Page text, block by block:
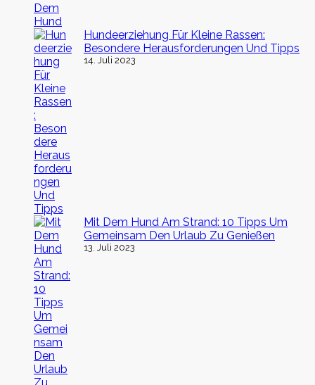
Hundeerziehung Für Kleine Rassen:
Besondere Herausforderungen Und Tipps
14. Juli 2023
Mit Dem Hund Am Strand: 10 Tipps Um
Gemeinsam Den Urlaub Zu Genießen
13. Juli 2023